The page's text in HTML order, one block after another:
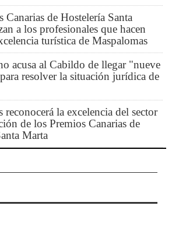
Canarias de Hostelería Santa
a los profesionales que hacen
turística de Maspalomas
acusa al Cabildo de llegar "nueve
resolver la situación jurídica de
reconocerá la excelencia del sector
de los Premios Canarias de
Marta